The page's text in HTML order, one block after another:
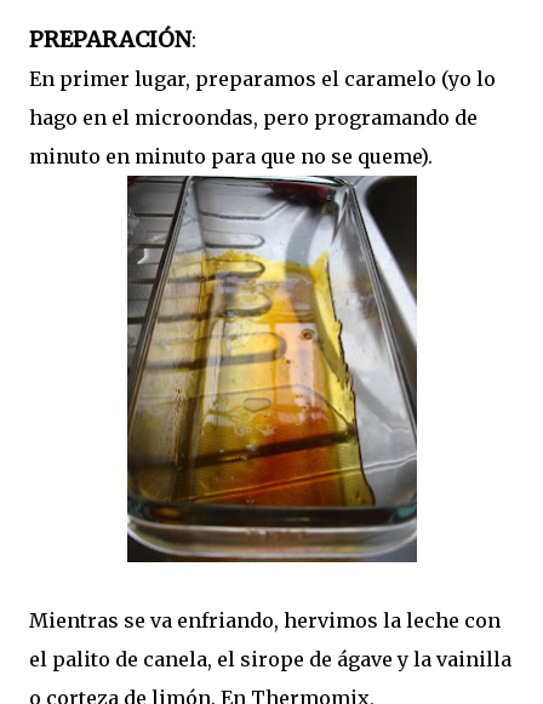
PREPARACIÓN:
En primer lugar, preparamos el caramelo (yo lo
hago en el microondas, pero programando de
minuto en minuto para que no se queme).
Mientras se va enfriando, hervimos la leche con
el palito de canela, el sirope de ágave y la vainilla
o corteza de limón. En Thermomix,